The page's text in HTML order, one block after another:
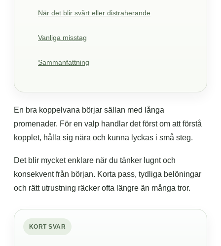
När det blir svårt eller distraherande
Vanliga misstag
Sammanfattning
En bra koppelvana börjar sällan med långa
promenader. För en valp handlar det först om att förstå
kopplet, hålla sig nära och kunna lyckas i små steg.
Det blir mycket enklare när du tänker lugnt och
konsekvent från början. Korta pass, tydliga belöningar
och rätt utrustning räcker ofta längre än många tror.
KORT SVAR